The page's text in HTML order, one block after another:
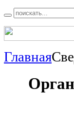
Главная